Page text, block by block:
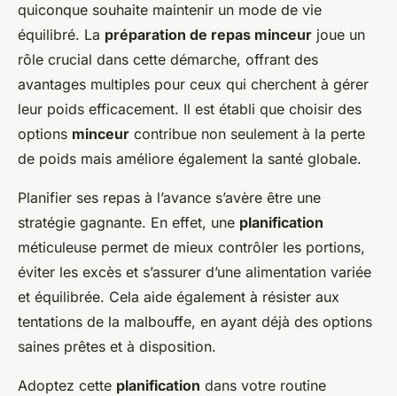
quiconque souhaite maintenir un mode de vie
équilibré. La préparation de repas minceur joue un
rôle crucial dans cette démarche, offrant des
avantages multiples pour ceux qui cherchent à gérer
leur poids efficacement. Il est établi que choisir des
options minceur contribue non seulement à la perte
de poids mais améliore également la santé globale.
Planifier ses repas à l’avance s’avère être une
stratégie gagnante. En effet, une planification
méticuleuse permet de mieux contrôler les portions,
éviter les excès et s’assurer d’une alimentation variée
et équilibrée. Cela aide également à résister aux
tentations de la malbouffe, en ayant déjà des options
saines prêtes et à disposition.
Adoptez cette planification dans votre routine